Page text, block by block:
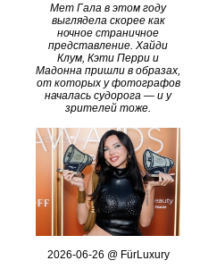
Мет Гала в этом году
выглядела скорее как
ночное страничное
представление. Хайди
Клум, Кэти Перри и
Мадонна пришли в образах,
от которых у фотографов
началась судорога — и у
зрителей тоже.
2026-06-26 @ FürLuxury